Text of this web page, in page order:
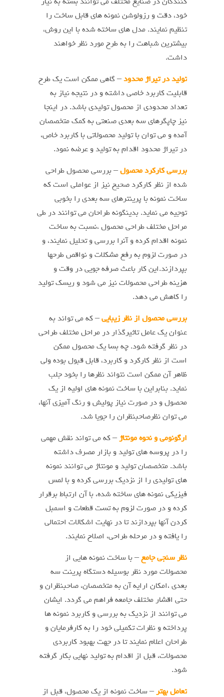
کنندگان در صنایع مختلف می توانند بسته به نیاز
خود، دقت و رزولوشن نمونه های قابل ساخت را
تنظیم نمایند. مدل های ساخته شده با این روش،
بیشترین شباهت را به طرح مورد نظر خواهند
داشت.
تولید در تیراژ محدود – گاهی ممکن است یک طرح
قابلیت کاربرد خاصی داشته و در نتیجه نیاز به
تعداد محدودی از محصول تولیدی باشد. در اینجا
نیز چاپگرهای سه بعدی صنعتی به کمک متخصصان
آمده و می توان با تولید محصولاتی با کاربرد خاص،
در تیراژ محدود اقدام به تولید و عرضه نمود.
بررسی کارکرد محصول – بررسی محصول طراحی
شده از نظر کارکرد صحیح نیز از عواملی است که
ساخت نمونه با پرینترهای سه بعدی را بخوبی
توجیه می نماید. بدینگونه طراحان می توانند در طی
مراحل مختلف طراحی محصول ،نسبت به ساخت
نمونه اقدام کرده و آنرا بررسی و تحلیل نمایند، و
در صورت لزوم به رفع مشکلات و نواقص طرحها
بپردازند.این کار باعث صرفه جویی در وقت و
هزینه طراحی محصولات نیز می شود و ریسک تولید
را کاهش می دهد.
بررسی محصول از نظر زیبایی – که می تواند به
عنوان یک عامل تاثیرگذار در مراحل مختلف طراحی
در نظر گرفته شود. چه بسا یک محصول ممکن
است از نظر کارکرد و کاربرد، قابل قبول بوده ولی
ظاهر آن ممکن است نتواند نظرها را بخود جلب
نماید. بنابراین با ساخت نمونه های اولیه از یک
محصول و در صورت نیاز پولیش و رنگ آمیزی آنها،
می توان نظرصاحبنظران را جویا شد.
ارگونومی و نحوه مونتاژ – که می تواند نقش مهمی
را در پروسه های تولید و بازار مصرف داشته
باشد. متخصصان تولید و مونتاژ می توانند نمونه
های تولیدی را از نزدیک بررسی کرده و با لمس
فیزیکی نمونه های ساخته شده، با آن ارتباط برقرار
کرده و در صورت لزوم به تست قطعات و اسمبل
کردن آنها بپردازند تا در نهایت اشکالات احتمالی
را یافته و در مرحله طراحی، اصلاح نمایند.
نظر سنجی جامع – با ساخت نمونه هایی از
محصولات مورد نظر بوسیله دستگاه پرینت سه
بعدی ،امکان ارایه آن به متخصصان، صاحبنظران و
حتی اقشار مختلف جامعه فراهم می گردد. ایشان
می توانند از نزدیک به بررسی و کاربرد نمونه ها
پرداخته و نظرات تکمیلی خود را به کارفرمایان و
طراحان اعلام نمایند تا در جهت بهبود کاربردی
محصولات، قبل از اقدام به تولید نهایی بکار گرفته
شود.
تعامل بهتر – ساخت نمونه از یک محصول، قبل از